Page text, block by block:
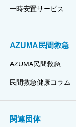
一時安置サービス
AZUMA民間救急
AZUMA民間救急
民間救急健康コラム
関連団体